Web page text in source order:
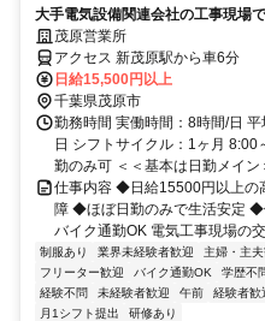
大手電気設備関連会社の工事現場
茂原営業所
アクセス 新茂原駅から車6分
日給15,500円以上
千葉県茂原市
勤務時間 実働時間：8時間/日
日 シフトサイクル：1ヶ月
勤のみ可 ＜＜基本は日勤メイン
仕事内容 ◆日給15500円以上の
障 ◆ほぼ日勤のみで生活安定 ◆
バイク通勤OK 電気工事現場の
制服あり 業界未経験者歓迎 主婦・主
フリーター歓迎
バイク通勤OK 学歴不
経験不問
未経験者歓迎 午前 経験者歓
月1シフト提出
研修あり